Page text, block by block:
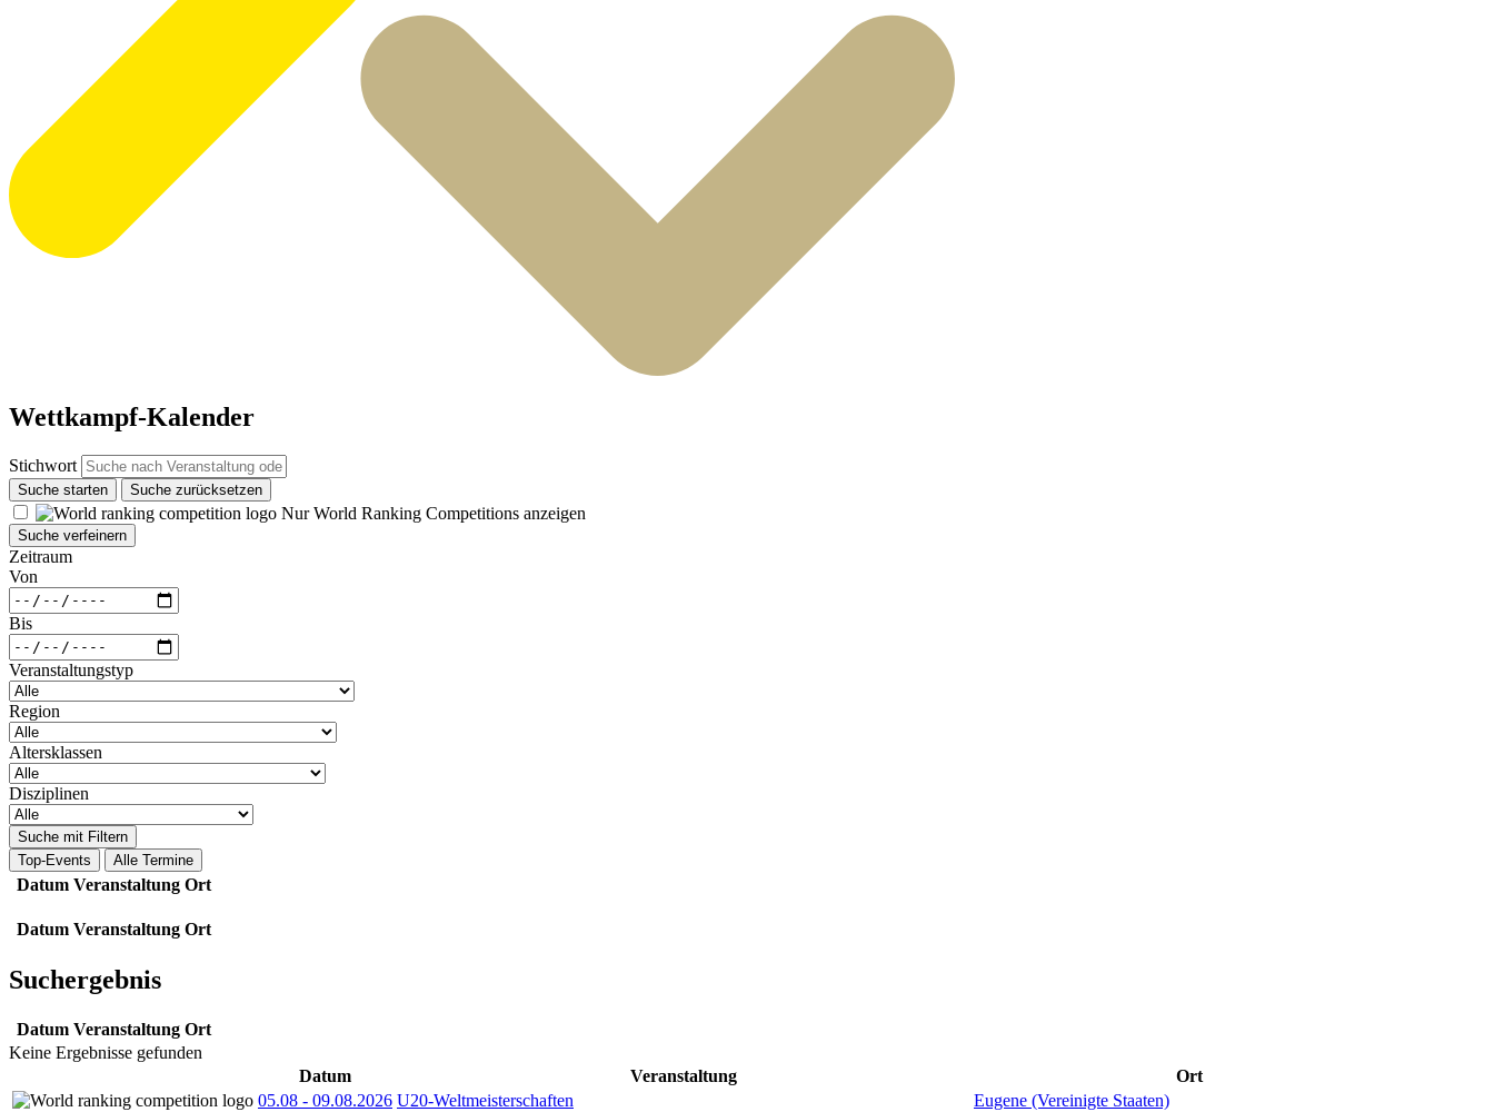
Wettkampf-Kalender
Stichwort
Suche starten Suche zurücksetzen
Nur World Ranking Competitions anzeigen
Suche verfeinern
Zeitraum
Von
Bis
Veranstaltungstyp
Region
Altersklassen
Disziplinen
Suche mit Filtern
Top-Events
Alle Termine
Datum Veranstaltung Ort
Datum Veranstaltung Ort
Suchergebnis
Datum Veranstaltung Ort
Keine Ergebnisse gefunden
Datum
Veranstaltung
Ort
05.08 - 09.08.2026 U20-Weltmeisterschaften
Eugene (Vereinigte Staaten)